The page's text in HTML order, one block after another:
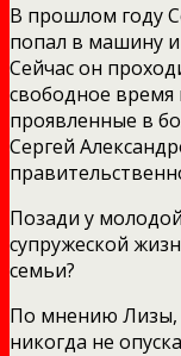
В прошлом году
попал в машину
Сейчас он
свободное
проявленные в
Сергей
Позади у
супружеской
семьи?
По мнению Лизы,
никогда не